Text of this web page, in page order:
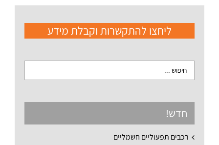
ליחצו להתקשרות וקבלת מידע
חדש!
רכבים תפעוליים חשמליים